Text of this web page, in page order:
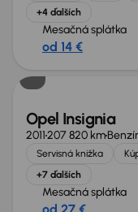
+4 ďalších
Mesačná splátka
od 14 €
Opel Insignia
2011207 820 km
Servisná knižka
+7 ďalších
Mesačná splátka